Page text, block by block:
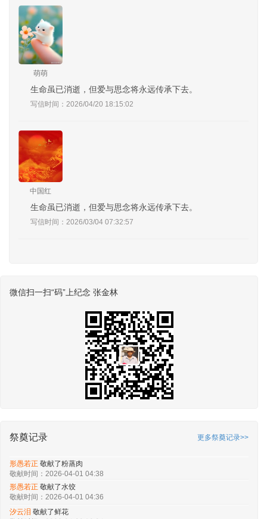
萌萌
生命虽已消逝，但爱与思念将永远传承下去。
写信时间：2026/04/20 18:15:02
中国红
生命虽已消逝，但爱与思念将永远传承下去。
写信时间：2026/03/04 07:32:57
微信扫一扫“码”上纪念 张金林
祭奠记录 更多祭奠记录>>
形愚若正 敬献了粉蒸肉
敬献时间：2026-04-01 04:38
形愚若正 敬献了水饺
敬献时间：2026-04-01 04:36
汐云泪 敬献了鲜花